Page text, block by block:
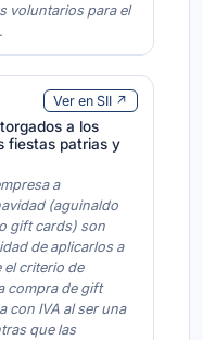
voluntarios para el
Ver en SII ↗
a los
fiestas patrias y
a
(aguinaldo
gift cards) son
de aplicarlos a
el criterio de
compra de gift
con IVA al ser una
que las